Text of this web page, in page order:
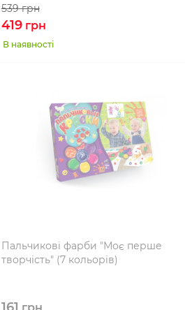
539грн
419грн
В наявності
Пальчикові фарби "Моє перше
творчість" (7 кольорів)